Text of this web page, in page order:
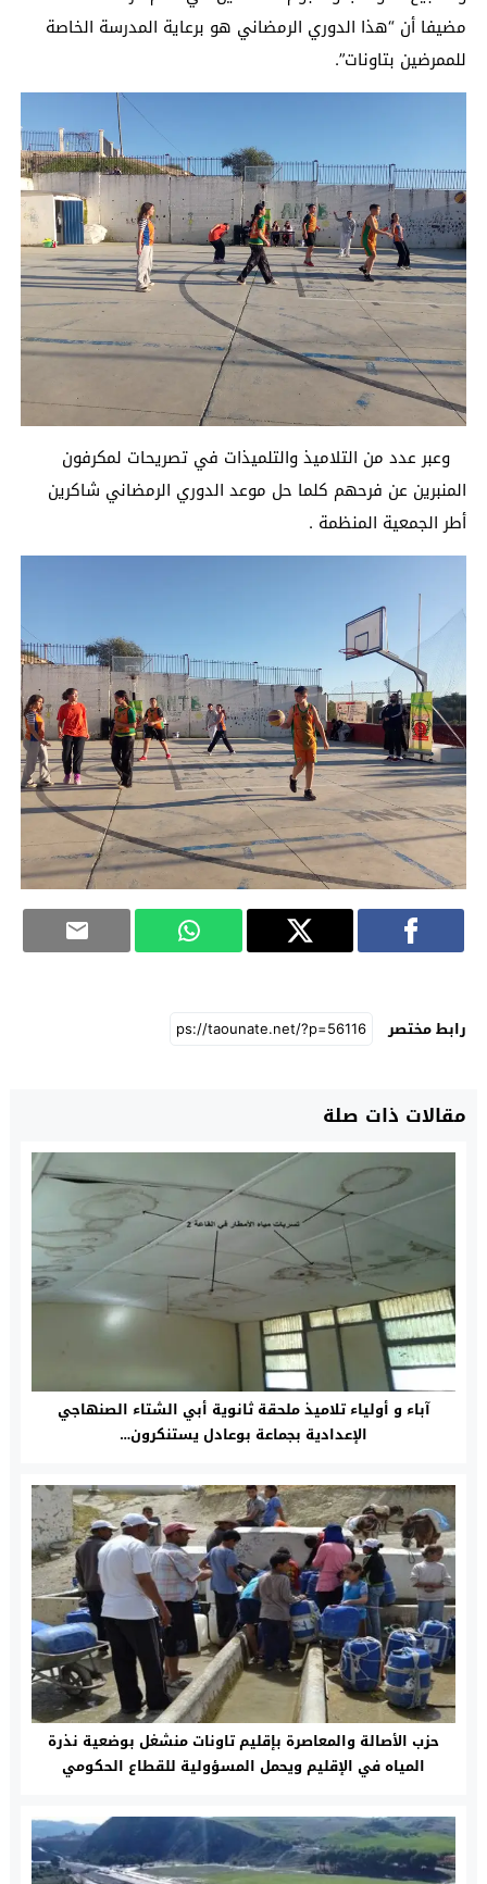
مضيفا أن “هذا الدوري الرمضاني هو برعاية المدرسة الخاصة
للممرضين بتاونات”.
وعبر عدد من التلاميذ والتلميذات في تصريحات لمكرفون
المنبرين عن فرحهم كلما حل موعد الدوري الرمضاني شاكرين
أطر الجمعية المنظمة .
رابط مختصر
مقالات ذات صلة
آباء و أولياء تلاميذ ملحقة ثانوية أبي الشتاء الصنهاجي
الإعدادية بجماعة بوعادل يستنكرون…
حزب الأصالة والمعاصرة بإقليم تاونات منشغل بوضعية نذرة
المياه في الإقليم ويحمل المسؤولية للقطاع الحكومي